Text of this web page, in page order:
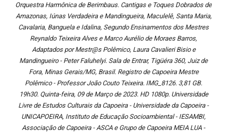
Orquestra Harmônica de Berimbaus. Cantigas e Toques Dobrados de
Amazonas, Iúnas Verdadeira e Mandingueira, Maculelê, Santa Maria,
Cavalaria, Banguela e Idalina, Segundo Ensinamentos dos Mestres
Reynaldo Teixeira Alves e Marco Aurélio de Moraes Barros,
Adaptados por Mestr@s Polêmico, Laura Cavalieri Bisio e
Mandingueiro - Peter Faluhelyi. Sala de Entrar, Tigüéra 360, Juiz de
Fora, Minas Gerais/MG, Brasil. Registro de Capoeira Mestre
Polêmico - Professor João Couto Teixeira. IMG_8126. 3,81 GB.
19h30. Quinta-feira, 09 de Março de 2023. HD 1080p. Universidade
Livre de Estudos Culturais da Capoeira - Universidade da Capoeira -
UNICAPOEIRA, Instituto de Educação Socioambiental - IESAMBI,
Associação de Capoeira - ASCA e Grupo de Capoeira MEIA LUA -